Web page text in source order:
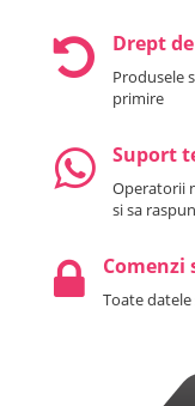
Drept
Produsele
primire
Suport
Operatorii
si sa
Comenzi
Toate